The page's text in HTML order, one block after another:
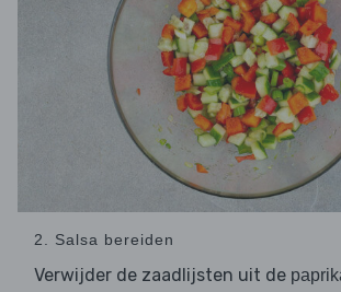
2. Salsa bereiden
Verwijder de zaadlijsten uit de